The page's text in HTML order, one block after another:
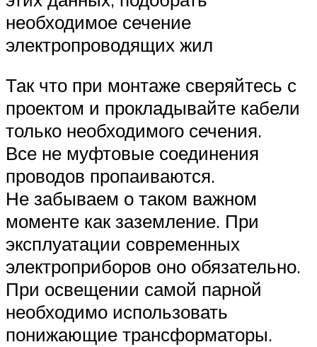
необходимое сечение
электропроводящих жил
Так что при монтаже сверяйтесь с
проектом и прокладывайте кабели
только необходимого сечения.
Все не муфтовые соединения
проводов пропаиваются.
Не забываем о таком важном
моменте как заземление. При
эксплуатации современных
электроприборов оно обязательно.
При освещении самой парной
необходимо использовать
понижающие трансформаторы.